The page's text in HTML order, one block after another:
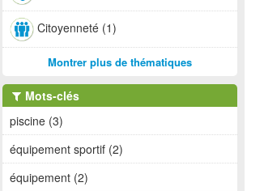
Citoyenneté (1)
Montrer plus de thématiques
Mots-clés
piscine (3)
équipement sportif (2)
équipement (2)